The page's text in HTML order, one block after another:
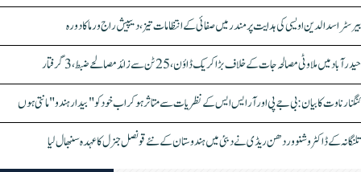
بیرسٹر اسدالدین اویسی کی ہدایت پر مندر میں صفائی کے انتظامات تیز، دیپیش راج ورما کا دورہ
حیدرآباد میں ملاوٹی مصالحہ جات کے خلاف بڑا کریک ڈاؤن، 25 ٹن سے زائد مصالحے ضبط، 3 گرفتار
کنگنا رناوت کا بیان: بی جے پی اور آر ایس ایس کے نظریات سے متاثر ہو کر اب خود کو "بیدار ہندو" مانتی ہوں
تلنگانہ کے ڈاکٹر وشنو وردھن ریڈی نے دبئی میں ہندوستان کے نئے قونصل جنرل کا عہدہ سنبھال لیا